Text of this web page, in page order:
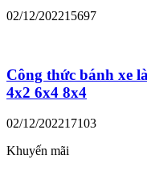
02/12/202215697
Công thức bánh xe
4x2 6x4 8x4
02/12/202217103
Khuyến mãi